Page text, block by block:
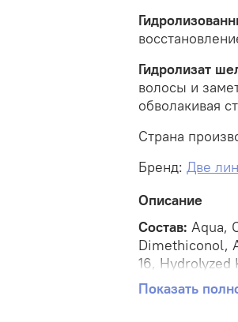
Гидролизат
волосы и
обволакивая
Страна
Бренд: Две
Описание
Состав: Aqua,
Dimethiconol,
16,
Vulgare Seed
Persea
Показать